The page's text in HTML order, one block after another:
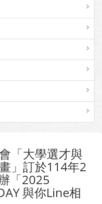
「大學選才與
」訂於114年2
「2025
與你Line相